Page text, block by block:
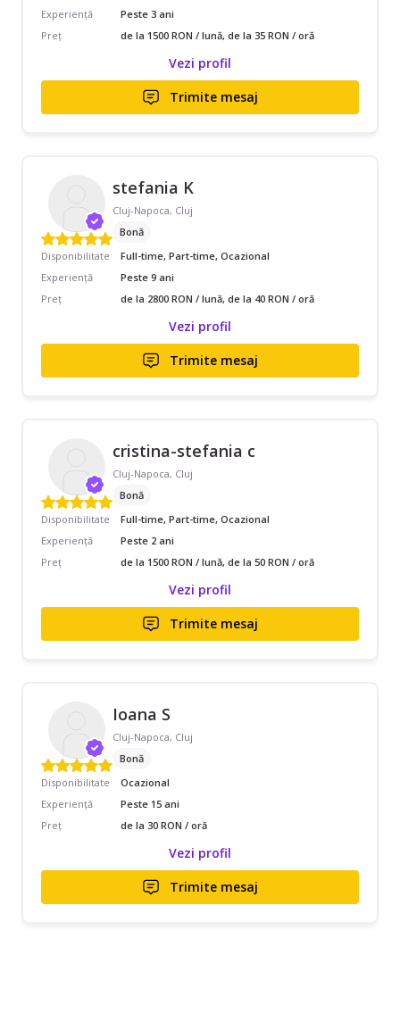
Experiență
Peste 3 ani
Preț
de la 1500 RON / lună, de la 35 RON / oră
Vezi profil
Trimite mesaj
stefania K
Cluj-Napoca, Cluj
Bonă
Disponibilitate
Full-time, Part-time, Ocazional
Experiență
Peste 9 ani
Preț
de la 2800 RON / lună, de la 40 RON / oră
Vezi profil
Trimite mesaj
cristina-stefania c
Cluj-Napoca, Cluj
Bonă
Disponibilitate
Full-time, Part-time, Ocazional
Experiență
Peste 2 ani
Preț
de la 1500 RON / lună, de la 50 RON / oră
Vezi profil
Trimite mesaj
Ioana S
Cluj-Napoca, Cluj
Bonă
Disponibilitate
Ocazional
Experiență
Peste 15 ani
Preț
de la 30 RON / oră
Vezi profil
Trimite mesaj